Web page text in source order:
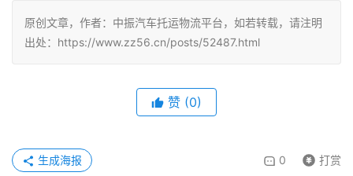
原创文章，作者：中振汽车托运物流平台，如若转载，请注明
出处：https://www.zz56.cn/posts/52487.html
赞 (0)
0 打赏
生成海报